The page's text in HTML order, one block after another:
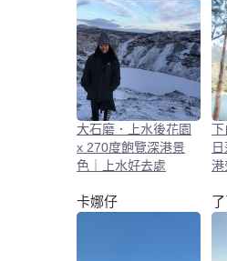
大石磨．上水後花園
x 270度飽覽深港景
色｜上水好去處
下
港
卡娜仔